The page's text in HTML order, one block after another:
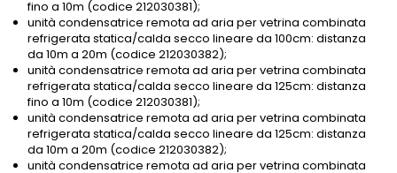
fino a 10m (codice 212030381);
unità condensatrice remota ad aria per vetrina combinata
refrigerata statica/calda secco lineare da 100cm: distanza
da 10m a 20m (codice 212030382);
unità condensatrice remota ad aria per vetrina combinata
refrigerata statica/calda secco lineare da 125cm: distanza
fino a 10m (codice 212030381);
unità condensatrice remota ad aria per vetrina combinata
refrigerata statica/calda secco lineare da 125cm: distanza
da 10m a 20m (codice 212030382);
unità condensatrice remota ad aria per vetrina combinata